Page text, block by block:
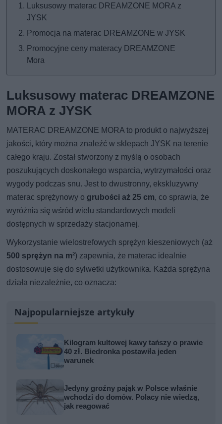
Luksusowy materac DREAMZONE MORA z
JYSK
Promocja na materac DREAMZONE w JYSK
Promocyjne ceny materacy DREAMZONE
Mora
Luksusowy materac DREAMZONE
MORA z JYSK
MATERAC DREAMZONE MORA to produkt o najwyższej
jakości, który można znaleźć w sklepach JYSK na terenie
całego kraju. Został stworzony z myślą o osobach
poszukujących doskonałego wsparcia, wytrzymałości oraz
wygody podczas snu. Jest to dwustronny, ekskluzywny
materac sprężynowy o grubości aż 25 cm, co sprawia, że
wyróżnia się wśród wielu standardowych modeli
dostępnych w sprzedaży stacjonarnej.
Wykorzystanie wielostrefowych sprężyn kieszeniowych (aż
500 sprężyn na m²) zapewnia, że materac idealnie
dostosowuje się do sylwetki użytkownika. Każda sprężyna
działa niezależnie, co oznacza:
Najpopularniejsze artykuły
Kilogram kultowej kawy tańszy o prawie
40 zł. Biedronka postawiła jeden
warunek
Jedyny groźny pająk w Polsce właśnie
wchodzi do domów. Polacy nie wiedzą,
jak reagować